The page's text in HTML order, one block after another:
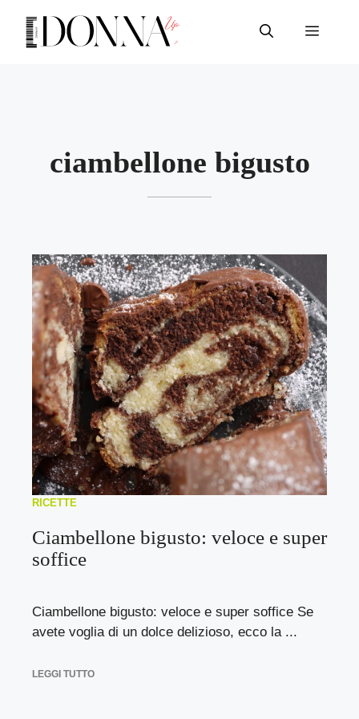
contenuto
Menu
ciambellone bigusto
RICETTE
Ciambellone bigusto: veloce e super
soffice
Ciambellone bigusto: veloce e super soffice Se
avete voglia di un dolce delizioso, ecco la ...
LEGGI TUTTO